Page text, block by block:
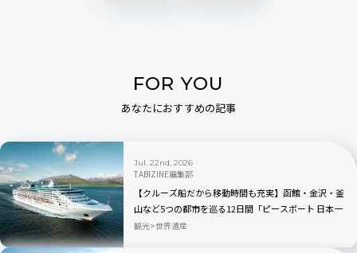
FOR YOU
あなたにおすすめの記事
Jul. 22nd, 2026
TABIZINE編集部
【クルーズ船だから移動時間も充実】函館・金沢・釜
山など5つの都市を巡る12日間「ピースボート 日本一
周クルーズ 2027年夏」
観光 世界遺産